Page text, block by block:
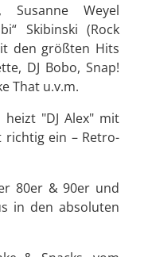
Weyel
Skibinski (Rock
den größten Hits
DJ Bobo, Snap!
That u.v.m.
"DJ Alex" mit
richtig ein – Retro-
80er & 90er und
in den absoluten